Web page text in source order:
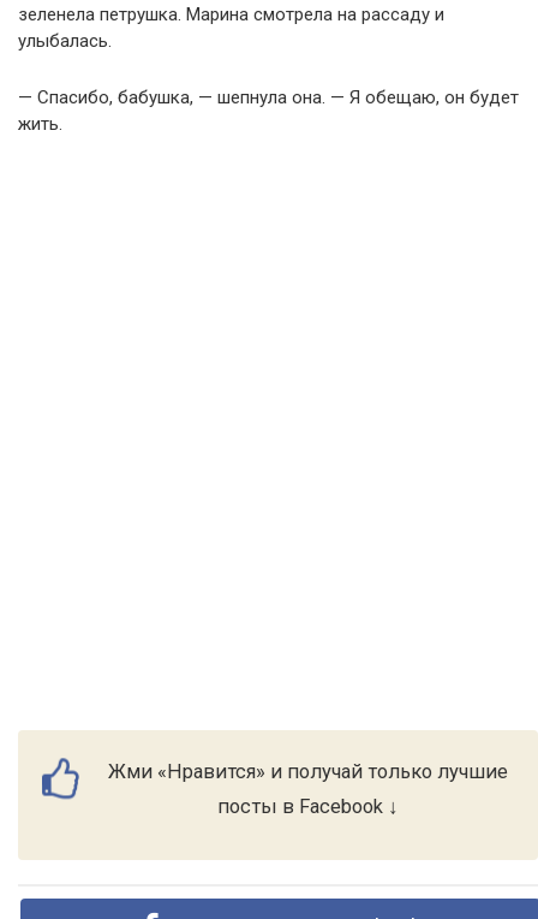
зеленела петрушка. Марина смотрела на рассаду и
улыбалась.
— Спасибо, бабушка, — шепнула она. — Я обещаю, он будет
жить.
Жми «Нравится» и получай только лучшие
посты в Facebook ↓